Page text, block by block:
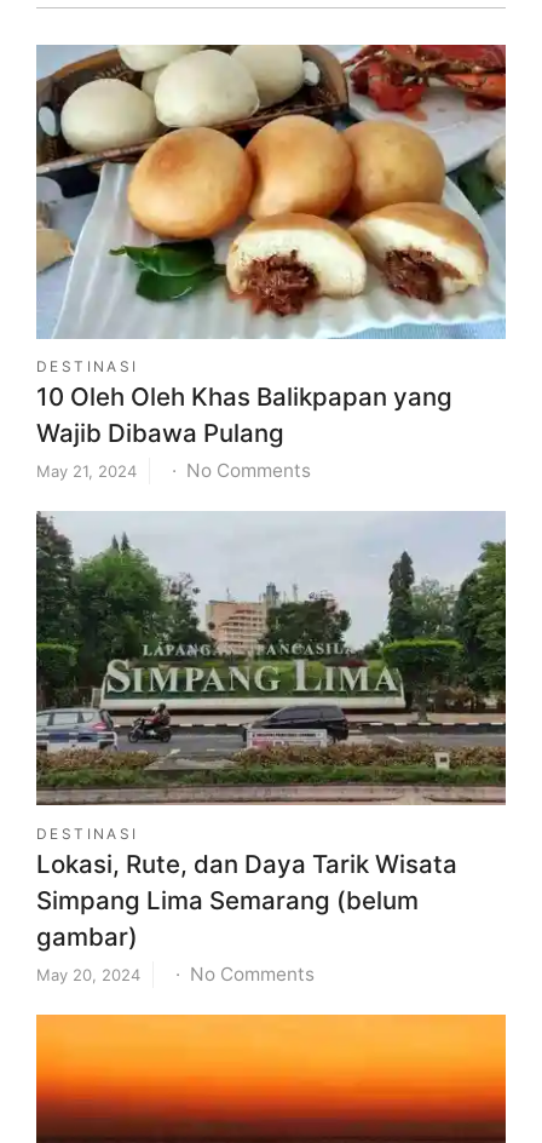
DESTINASI
10 Oleh Oleh Khas Balikpapan yang
Wajib Dibawa Pulang
May 21, 2024 No Comments
Khas
Balikpapan
yang
Wajib
Dibawa
Pulang
DESTINASI
Lokasi, Rute, dan Daya Tarik Wisata
Simpang Lima Semarang (belum
gambar)
May 20, 2024 No Comments
dan
Daya
Tarik